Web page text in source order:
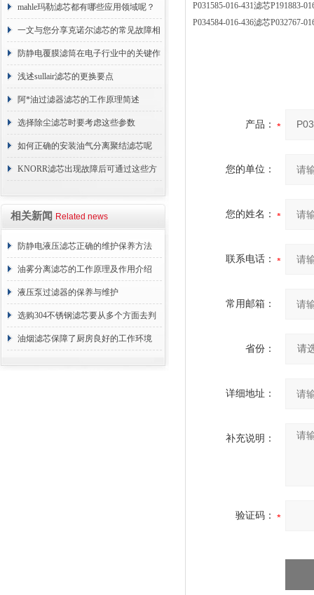
原理
mahle玛勒滤芯都有哪些应用领域呢？
一文与您分享克诺尔滤芯的常见故障相
应解决方法
防静电覆膜滤筒在电子行业中的关键作
用
浅述sullair滤芯的更换要点
阿*油过滤器滤芯的工作原理简述
选择除尘滤芯时要考虑这些参数
如何正确的安装油气分离聚结滤芯呢
KNORR滤芯出现故障后可通过这些方
相关新闻 Related news
防静电液压滤芯正确的维护保养方法
油雾分离滤芯的工作原理及作用介绍
液压泵过滤器的保养与维护
选购304不锈钢滤芯要从多个方面去判
断
油烟滤芯保障了厨房良好的工作环境
P031585-016-431滤芯P191883-
P034584-016-436滤芯P032767-
产品：
您的单位：
您的姓名：
联系电话：
常用邮箱：
省份：
详细地址：
补充说明：
验证码：